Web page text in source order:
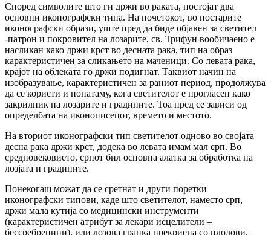
Според символите што ги држи во раката, постојат два
основни иконографски типа. На почетокот, во постарите
иконографски образи, уште пред да биде објавен за светител
-патрон и покровител на лозарите, св. Трифун вообичаено е
насликан како држи крст во десната рака, тип на образ
карактеристичен за сликањето на маченици. Со левата рака,
крајот на облеката го држи подигнат. Таквиот начин на
изобразување, карактеристичен за раниот период, продолжува
да се користи и понатаму, кога светителот е прогласен како
закрилник на лозарите и градините. Тоа пред се зависи од
определбата на иконописецот, времето и местото.
На вториот иконографски тип светителот одново во својата
десна рака држи крст, додека во левата имам мал срп. Во
средновековието, српот бил основна алатка за обработка на
лозјата и градините.
Понекогаш можат да се сретнат и други поретки
иконографски типови, каде што светителот, наместо срп,
држи мала кутија со медицински инструменти
(карактеристичен атрибут за лекари исцелители –
бессребреници), или лозова гранка прекриена со плодови.